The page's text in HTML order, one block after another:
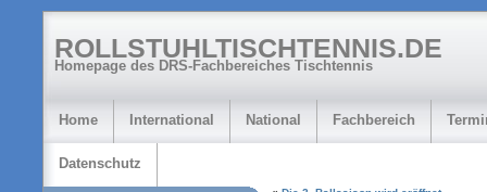
ROLLSTUHLTISCHTENNIS.DE
Homepage des DRS-Fachbereiches Tischtennis
Home International National Fachbereich
Datenschutz